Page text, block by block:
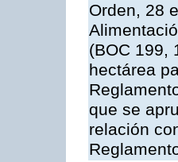
Orden, 28
(BOC 199,
hectárea
que se
relación